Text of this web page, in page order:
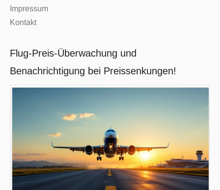
Impressum
Kontakt
Flug-Preis-Überwachung und
Benachrichtigung bei Preissenkungen!